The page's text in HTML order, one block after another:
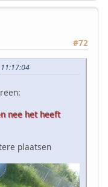
#72
nee het heeft
plaatsen